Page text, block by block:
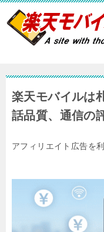
楽天モバイルは
話品質、通信の
アフィリエイト広告を